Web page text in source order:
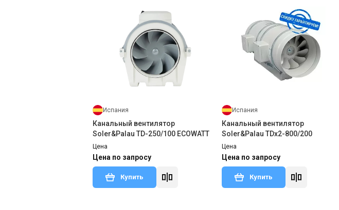
Испания
Канальный вентилятор
Soler&Palau TD-250/100 ECOWATT
Цена
Цена по запросу
Купить
Испания
Канальный вентилятор
Soler&Palau TDx2-800/200
Цена
Цена по запросу
Купить